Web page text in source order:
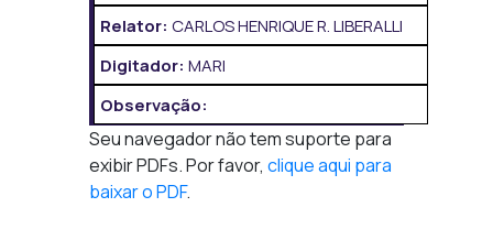
Relator: CARLOS HENRIQUE R. LIBERALLI
Digitador: MARI
Observação:
Seu navegador não tem suporte para
exibir PDFs. Por favor, clique aqui para
baixar o PDF.